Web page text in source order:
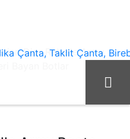
Dior Rebelle Army